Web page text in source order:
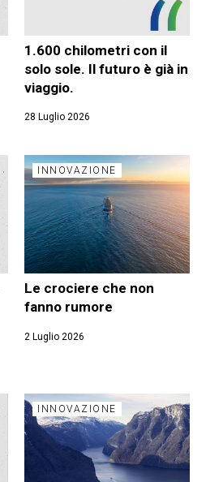
1.600 chilometri con il
solo sole. Il futuro è già in
viaggio.
28 Luglio 2026
INNOVAZIONE
Le crociere che non
fanno rumore
2 Luglio 2026
INNOVAZIONE